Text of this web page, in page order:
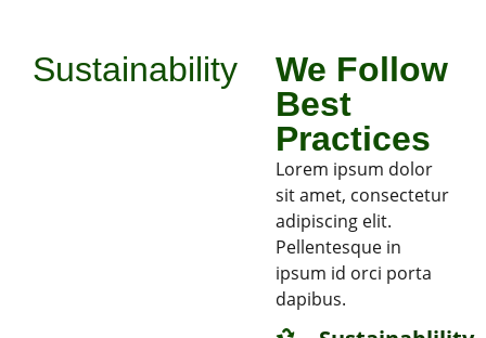
Sustainability
We Follow
Best
Practices
Lorem ipsum dolor
sit amet, consectetur
adipiscing elit.
Pellentesque in
ipsum id orci porta
dapibus.